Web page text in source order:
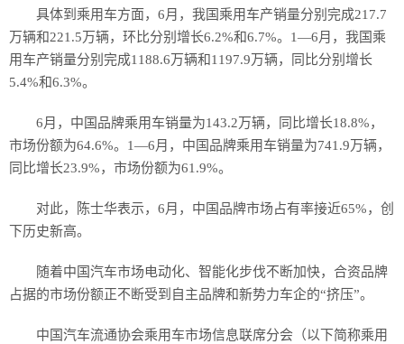
具体到乘用车方面，6月，我国乘用车产销量分别完成217.7
万辆和221.5万辆，环比分别增长6.2%和6.7%。1—6月，我国乘
用车产销量分别完成1188.6万辆和1197.9万辆，同比分别增长
5.4%和6.3%。
6月，中国品牌乘用车销量为143.2万辆，同比增长18.8%，
市场份额为64.6%。1—6月，中国品牌乘用车销量为741.9万辆，
同比增长23.9%，市场份额为61.9%。
对此，陈士华表示，6月，中国品牌市场占有率接近65%，创
下历史新高。
随着中国汽车市场电动化、智能化步伐不断加快，合资品牌
占据的市场份额正不断受到自主品牌和新势力车企的“挤压”。
中国汽车流通协会乘用车市场信息联席分会（以下简称乘用